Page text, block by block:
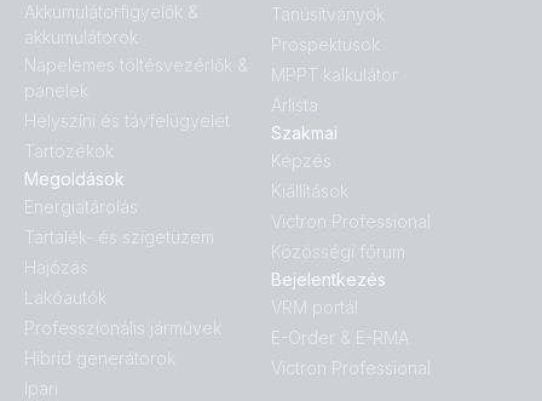
Akkumulátorfigyelők &
akkumulátorok
Napelemes töltésvezérlők &
panelek
Helyszíni és távfelügyelet
Tartozékok
Megoldások
Energiatárolás
Tartalék- és szigetüzem
Hajózás
Lakóautók
Professzionális járművek
Hibrid generátorok
Ipari
Tanúsítványok
Prospektusok
MPPT kalkulátor
Árlista
Szakmai
Képzés
Kiállítások
Victron Professional
Közösségi fórum
Bejelentkezés
VRM portál
E-Order & E-RMA
Victron Professional